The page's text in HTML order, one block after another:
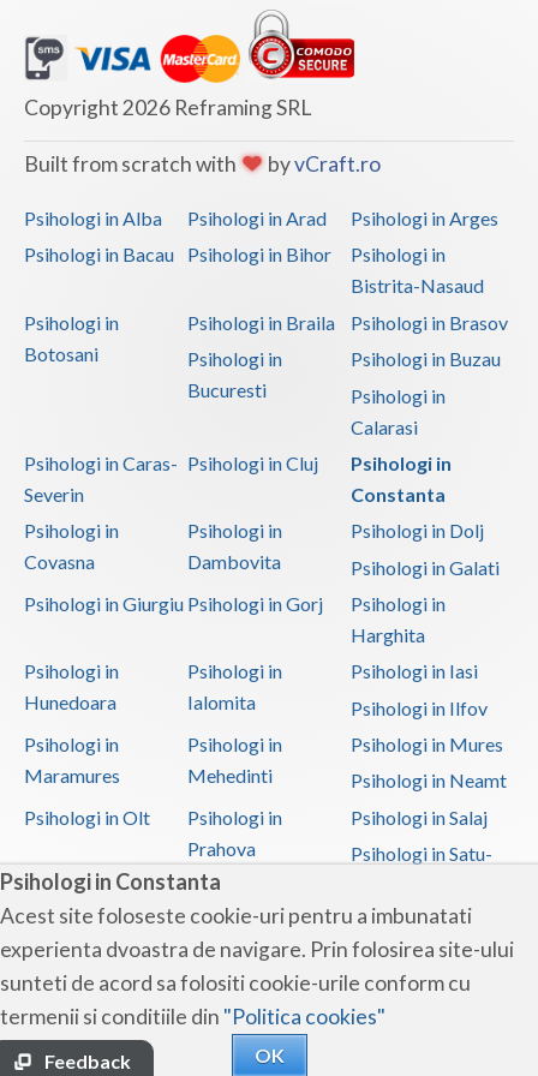
Psihologi in Constanta
Acest site foloseste cookie-uri pentru a imbunatati
experienta dvoastra de navigare. Prin folosirea site-ului
sunteti de acord sa folositi cookie-urile conform cu
termenii si conditiile din "Politica cookies"
OK
Vaslui
Vrancea
Psihoterapie - Interventie psihoterapeutica in ... (1)
Psihoterapie - Interventie psihoterapeutica in ... (1)
Psihoterapie - Interventie psihoterapeutica in ... (1)
Psihoterapie - Interventie psihoterapeutica in ... (1)
Psihoterapie - Interventie psihoterapeutica in ... (1)
Psihoterapie - Interventie psihoterapeutica in ... (1)
Psihoterapie - Interventie psihoterapeutica in ... (1)
Psihoterapie suportiva (1)
Psihoterapie/ consiliere online (via skype) (1)
Terapie ABA (1)
Feedback
Copyright 2026 Reframing SRL
Built from scratch with byvCraft.ro
Psihologi in Alba Psihologi in Arad
Psihologi in Arges
Psihologi in Bacau
Psihologi in Bihor
Psihologi in
Bistrita-Nasaud
Psihologi in
Botosani
Psihologi in Braila
Psihologi in Brasov
Psihologi in
Bucuresti
Psihologi in Buzau
Psihologi in
Calarasi
Psihologi in Caras-
Severin
Psihologi in Cluj
Psihologi in
Constanta
Psihologi in
Covasna
Psihologi in
Dambovita
Psihologi in Dolj
Psihologi in Galati
Psihologi in Giurgiu Psihologi in Gorj
Psihologi in
Harghita
Psihologi in
Hunedoara
Psihologi in
Ialomita
Psihologi in Iasi
Psihologi in Ilfov
Psihologi in
Maramures
Psihologi in
Mehedinti
Psihologi in Mures
Psihologi in Neamt
Psihologi in Olt
Psihologi in
Prahova
Psihologi in Salaj
Psihologi in Satu-
Psihologi in Sibiu
Psihologi in
Suceava
Psihologi in
Teleorman
Psihologi in Timis
Psihologi in Tulcea Psihologi in Valcea
Psihologi in Vaslui
Psihologi in
Vrancea